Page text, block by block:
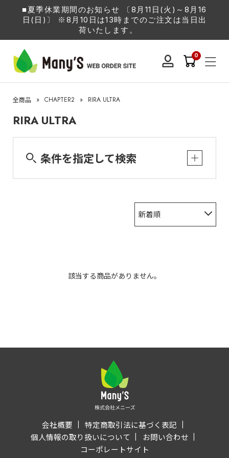
■夏季休業期間のお知らせ 〔8月11日(火)～8月16
日(日)〕 ※8月10日は13時までのご注文は当日出
荷いたします。
0
全商品 » CHAPTER2 » RIRA ULTRA
RIRA ULTRA
条件を指定して検索
新着順
該当する商品がありません。
会社概要
特定商取引法に基づく表記
個人情報の取り扱いについて
お問い合わせ
コーポレートサイト